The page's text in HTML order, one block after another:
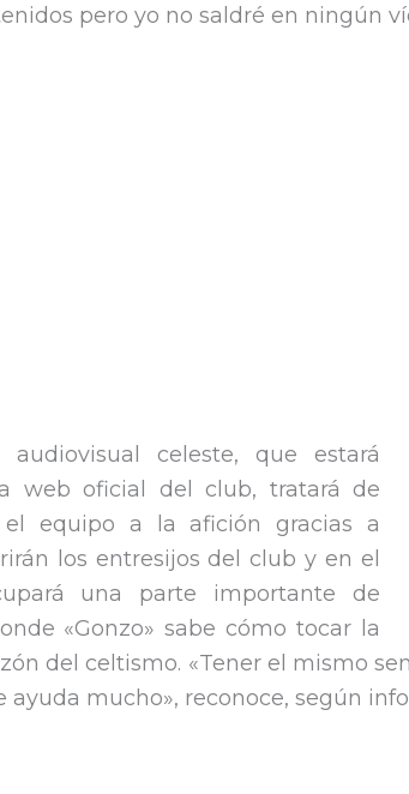
pero yo no saldré en ningún
celeste, que estará
web oficial del club, tratará de
equipo a la afición gracias a
los entresijos del club y en el
una parte importante de
«Gonzo» sabe cómo tocar la
del celtismo. «Tener el mismo
ayuda mucho», reconoce, según